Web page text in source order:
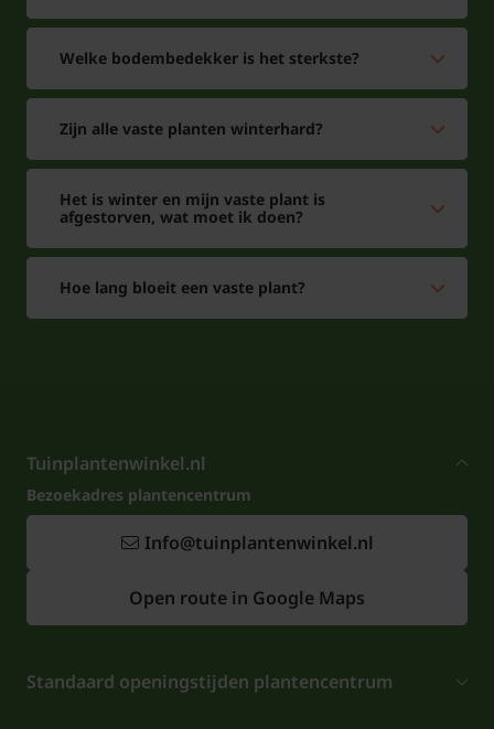
Welke bodembedekker is het sterkste?
Zijn alle vaste planten winterhard?
Het is winter en mijn vaste plant is
afgestorven, wat moet ik doen?
Hoe lang bloeit een vaste plant?
Tuinplantenwinkel.nl
Bezoekadres plantencentrum
Info@tuinplantenwinkel.nl
Open route in Google Maps
Standaard openingstijden plantencentrum